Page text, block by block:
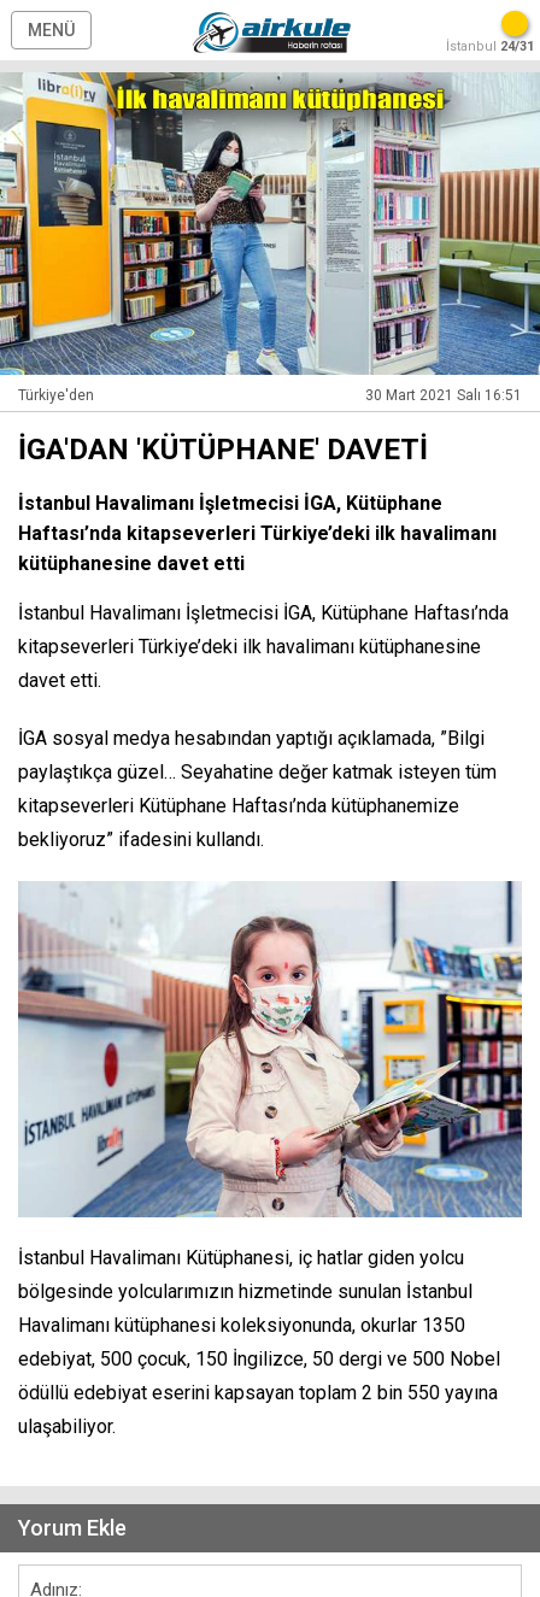
MENÜ
İstanbul 24/31
Türkiye'den 30 Mart 2021 Salı 16:51
İGA'DAN 'KÜTÜPHANE' DAVETİ
İstanbul Havalimanı İşletmecisi İGA, Kütüphane
Haftası’nda kitapseverleri Türkiye’deki ilk havalimanı
kütüphanesine davet etti
İstanbul Havalimanı İşletmecisi İGA, Kütüphane Haftası’nda
kitapseverleri Türkiye’deki ilk havalimanı kütüphanesine
davet etti.
İGA sosyal medya hesabından yaptığı açıklamada, ”Bilgi
paylaştıkça güzel… Seyahatine değer katmak isteyen tüm
kitapseverleri Kütüphane Haftası’nda kütüphanemize
bekliyoruz” ifadesini kullandı.
İstanbul Havalimanı Kütüphanesi, iç hatlar giden yolcu
bölgesinde yolcularımızın hizmetinde sunulan İstanbul
Havalimanı kütüphanesi koleksiyonunda, okurlar 1350
edebiyat, 500 çocuk, 150 İngilizce, 50 dergi ve 500 Nobel
ödüllü edebiyat eserini kapsayan toplam 2 bin 550 yayına
ulaşabiliyor.
Yorum Ekle